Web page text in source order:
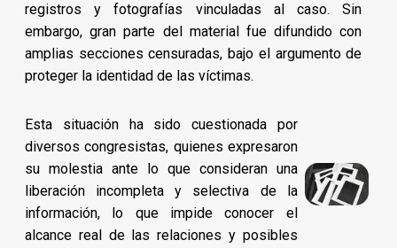
registros y fotografías vinculadas al caso. Sin
embargo, gran parte del material fue difundido con
amplias secciones censuradas, bajo el argumento de
proteger la identidad de las víctimas.
Esta situación ha sido cuestionada por
diversos congresistas, quienes expresaron
su molestia ante lo que consideran una
liberación incompleta y selectiva de la
información, lo que impide conocer el
alcance real de las relaciones y posibles